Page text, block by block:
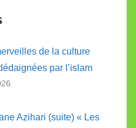
de la culture
par l’islam
Azihari (suite) « Les